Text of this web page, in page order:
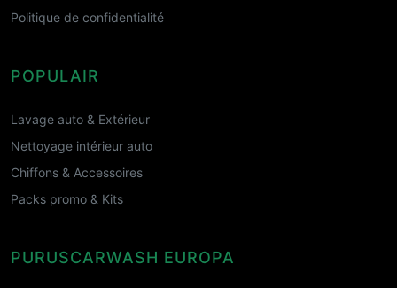
Politique de confidentialité
POPULAIR
Lavage auto & Extérieur
Nettoyage intérieur auto
Chiffons & Accessoires
Packs promo & Kits
PURUSCARWASH EUROPA